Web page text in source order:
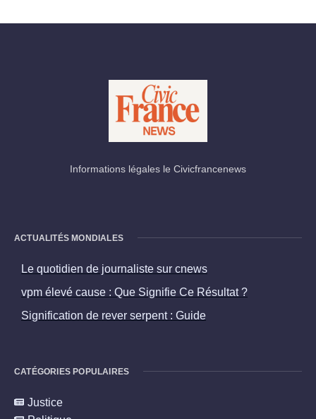
Informations légales le Civicfrancenews
ACTUALITÉS MONDIALES
Le quotidien de journaliste sur cnews
vpm élevé cause : Que Signifie Ce Résultat ?
Signification de rever serpent : Guide
CATÉGORIES POPULAIRES
Justice